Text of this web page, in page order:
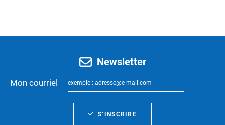
Newsletter
Mon courriel
S’INSCRIRE